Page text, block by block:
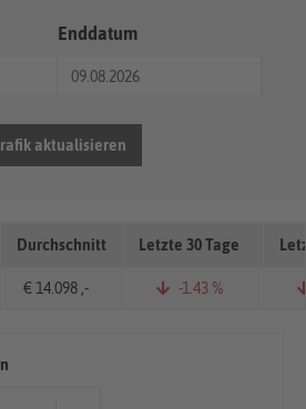
Enddatum
aktualisieren
Durchschnitt Letzte 30 Tage
€ 14.098 ,- -1.43 %